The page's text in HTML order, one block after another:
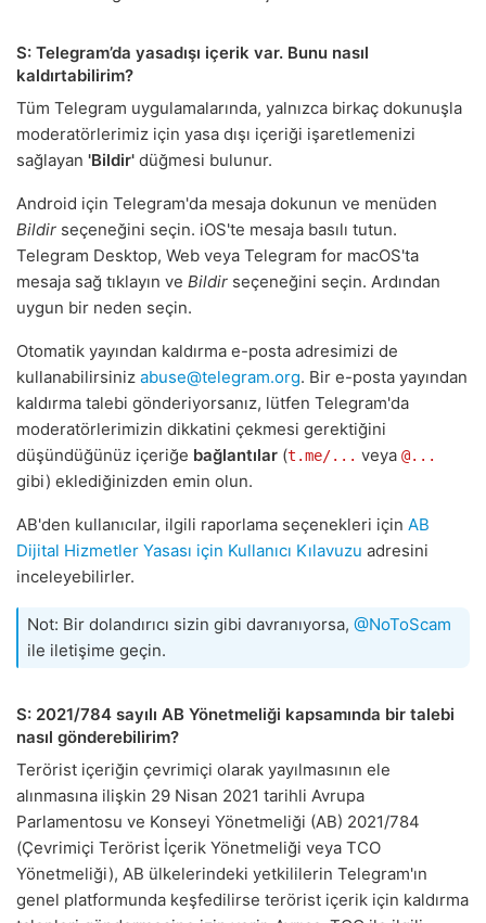
S: Telegram’da yasadışı içerik var. Bunu nasıl
kaldırtabilirim?
Tüm Telegram uygulamalarında, yalnızca birkaç dokunuşla
moderatörlerimiz için yasa dışı içeriği işaretlemenizi
sağlayan 'Bildir' düğmesi bulunur.
Android için Telegram'da mesaja dokunun ve menüden
Bildir seçeneğini seçin. iOS'te mesaja basılı tutun.
Telegram Desktop, Web veya Telegram for macOS'ta
mesaja sağ tıklayın ve Bildir seçeneğini seçin. Ardından
uygun bir neden seçin.
Otomatik yayından kaldırma e-posta adresimizi de
kullanabilirsiniz abuse@telegram.org. Bir e-posta yayından
kaldırma talebi gönderiyorsanız, lütfen Telegram'da
moderatörlerimizin dikkatini çekmesi gerektiğini
düşündüğünüz içeriğe bağlantılar (t.me/... veya @...
gibi) eklediğinizden emin olun.
AB'den kullanıcılar, ilgili raporlama seçenekleri için AB
Dijital Hizmetler Yasası için Kullanıcı Kılavuzu adresini
inceleyebilirler.
Not: Bir dolandırıcı sizin gibi davranıyorsa, @NoToScam
ile iletişime geçin.
S: 2021/784 sayılı AB Yönetmeliği kapsamında bir talebi
nasıl gönderebilirim?
Terörist içeriğin çevrimiçi olarak yayılmasının ele
alınmasına ilişkin 29 Nisan 2021 tarihli Avrupa
Parlamentosu ve Konseyi Yönetmeliği (AB) 2021/784
(Çevrimiçi Terörist İçerik Yönetmeliği veya TCO
Yönetmeliği), AB ülkelerindeki yetkililerin Telegram'ın
genel platformunda keşfedilirse terörist içerik için kaldırma